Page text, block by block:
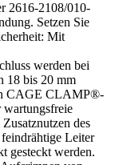
2616-2108/010-
Setzen Sie
Mit
werden bei
18 bis 20 mm
CAGE CLAMP®-
des
Leiter
gesteckt werden.